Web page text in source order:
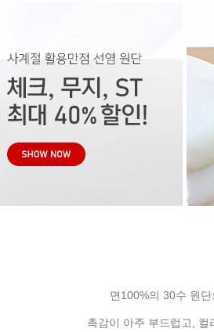
면100%의 30수 원단
촉감이 아주 부드럽고, 컬